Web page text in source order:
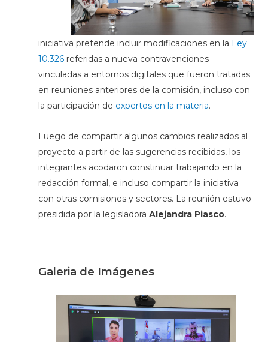
iniciativa pretende incluir modificaciones en la Ley
10.326referidas a nueva contravenciones
vinculadas a entornos digitales que fueron tratadas
en reuniones anteriores de la comisión, incluso con
la participación de expertos en la materia.
Luego de compartir algunos cambios realizados al
proyecto a partir de las sugerencias recibidas, los
integrantes acodaron constinuar trabajando en la
redacción formal, e incluso compartir la iniciativa
con otras comisiones y sectores. La reunión estuvo
presidida por la legisladora Alejandra Piasco.
Galeria de Imágenes